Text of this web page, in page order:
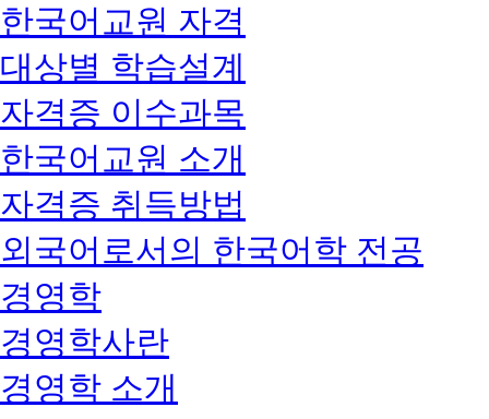
한국어교원 자격
대상별 학습설계
자격증 이수과목
한국어교원 소개
자격증 취득방법
외국어로서의 한국어학 전공
경영학
경영학사란
경영학 소개